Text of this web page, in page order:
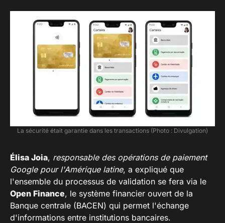
La sécurité était garantie dans les transactions (Photo : Divulgation)
Élisa Joia, responsable des opérations de paiement
Google pour l'Amérique latine, a expliqué que
l'ensemble du processus de validation se fera via le
Open Finance, le système financier ouvert de la
Banque centrale (BACEN) qui permet l'échange
d'informations entre institutions bancaires.